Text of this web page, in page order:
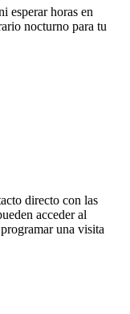
esperar horas en
nocturno para tu
directo con las
acceder al
una visita